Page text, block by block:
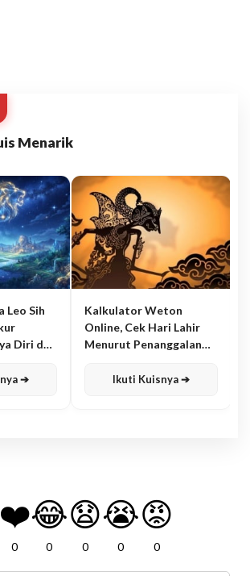
Menarik
Leo Sih
Diri dan
➔
Kalkulator Weton
Online, Cek Hari Lahir
Menurut Penanggalan
Ikuti Kuisnya ➔
❤️
0
😂
0
😧
0
😭
0
😡
0